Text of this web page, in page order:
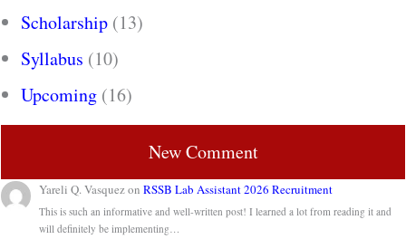
Scholarship (13)
Syllabus (10)
Upcoming (16)
New Comment
Yareli Q. VasquezonRSSB Lab Assistant 2026 Recruitment
This is such an informative and well-written post! I learned a lot from reading it and
will definitely be implementing…